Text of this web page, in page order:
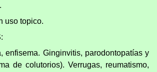
uso topico.
enfisema. Ginginvitis, parodontopatías y
de colutorios). Verrugas, reumatismo,